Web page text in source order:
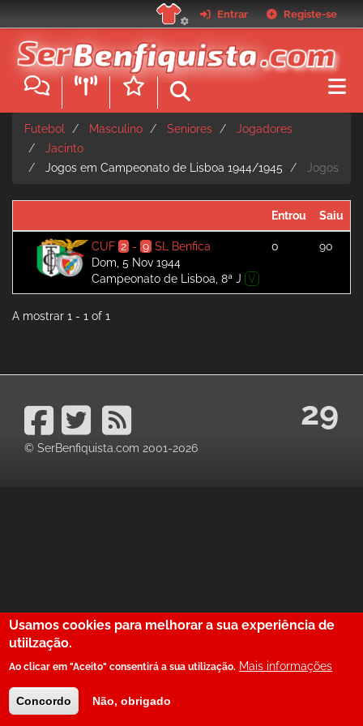
para
conteúdo
principal
Entrar Registe-se
Futebol Masculino Seniores
Jogadores
Jacinto
Jogos em Campeonato de Lisboa 1944/1945
Jogos
Entrou Saiu
CUF 2- 9 SL Benfica
Dom, 5 Nov 1944
Campeonato de Lisboa, 8ª J V
0 90
A mostrar 1 - 1 of 1
© SerBenfiquista.com 2001-2026
29
Usamos cookies para melhorar a sua experiência de
utiilzação.
Ao clicar em "Aceito" consentirá a sua utilização. Mais informações
Concordo Não, obrigado